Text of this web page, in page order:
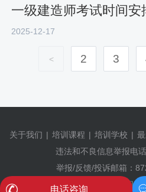
一级建造师考试时间安
2025-12-17
< 2 3
关于我们 | 培训课程 | 培训学校 |
违法和不良信息举报电
举报/反馈/投诉邮箱：
©2009-2024 有考网 |
闽
电话咨询